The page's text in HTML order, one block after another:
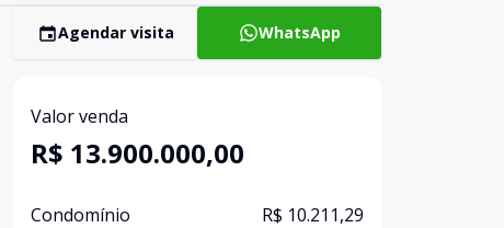
Agendar visita WhatsApp
Valor venda
R$ 13.900.000,00
Condomínio R$ 10.211,29